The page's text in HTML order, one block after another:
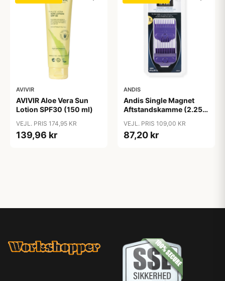
AVIVIR
AVIVIR Aloe Vera Sun
Lotion SPF30 (150 ml)
VEJL. PRIS 174,95 KR
139,96 kr
ANDIS
Andis Single Magnet
Aftstandskamme (2.25
VEJL. PRIS 109,00 KR
87,20 kr